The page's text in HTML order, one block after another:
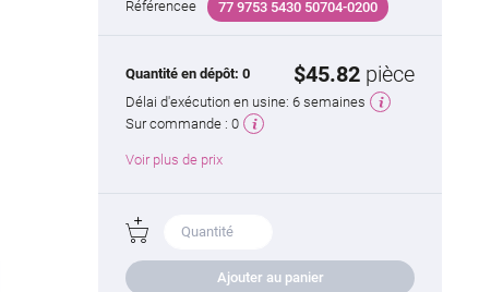
Référencee 77 9753 5430 50704-0200
Quantité en dépôt:0 $45.82pièce
Délai d'exécution en usine:6 semaines
Sur commande :0
Voir plus de prix
Ajouter au panier